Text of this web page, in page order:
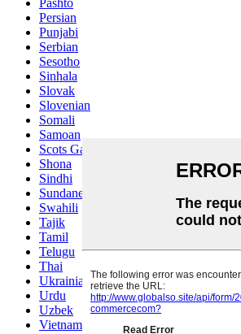
Pashto
Persian
Punjabi
Serbian
Sesotho
Sinhala
Slovak
Slovenian
Somali
Samoan
Scots Gaelic
Shona
Sindhi
Sundanese
Swahili
Tajik
Tamil
Telugu
Thai
Ukrainian
Urdu
Uzbek
Vietnamese